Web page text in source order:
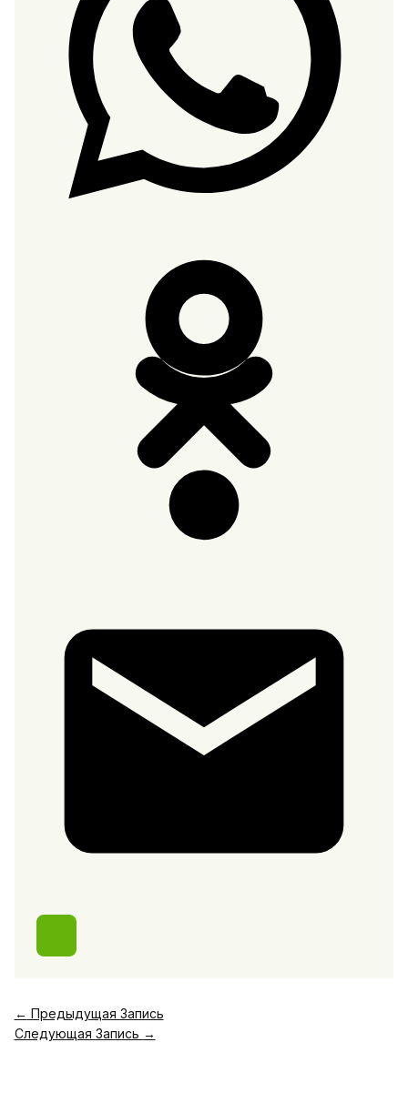
← Предыдущая Запись
Следующая Запись →